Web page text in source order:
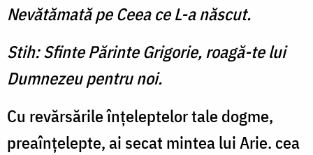
Nevătămată pe Ceea ce L-a născut.
Stih: Sfinte Părinte Grigorie, roagă-te lui
Dumnezeu pentru noi.
Cu revărsările înţeleptelor tale dogme,
preaînţelepte, ai secat mintea lui Arie. cea